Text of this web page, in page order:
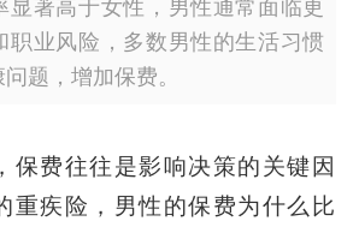
显著高于女性，男性通常面临更
职业风险，多数男性的生活习惯
题，增加保费。
保费往往是影响决策的关键因
重疾险，男性的保费为什么比